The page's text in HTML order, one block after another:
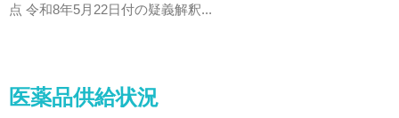
点 令和8年5月22日付の疑義解釈...
医薬品供給状況